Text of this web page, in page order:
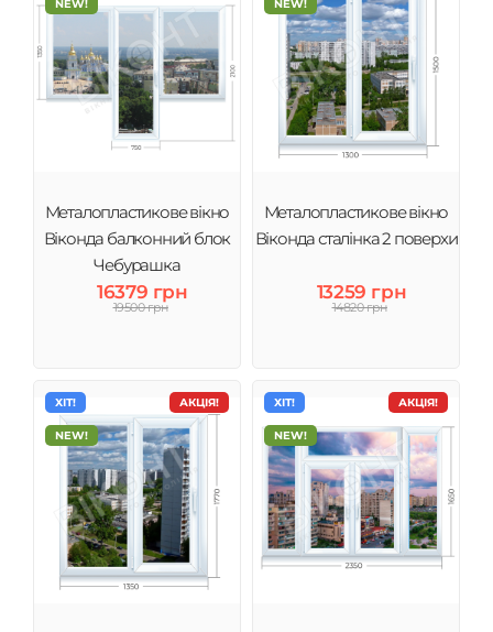
NEW!
Металопластикове вікно
Віконда балконний блок
Чебурашка
16379 грн
19500 грн
NEW!
Металопластикове вікно
Віконда сталінка 2 поверхи
13259 грн
14820 грн
АКЦІЯ!
ХІТ!
NEW!
АКЦІЯ!
ХІТ!
NEW!